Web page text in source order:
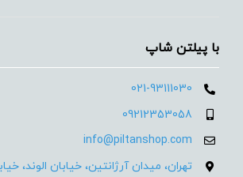
با پیلتن شاپ
021-93111030
09212353058
info@piltanshop.com
تهران، میدان آرژانتین، خیابان الوند، خیابان 35،